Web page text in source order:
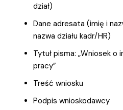
dział)
Dane adresata (imię i
nazwa działu kadr/HR)
Tytuł pisma: „Wniosek o
pracy”
Treść wniosku
Podpis wnioskodawcy